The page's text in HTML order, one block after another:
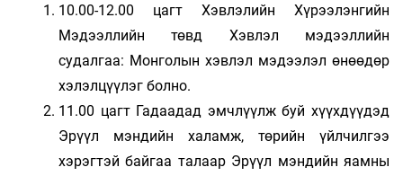
10.00-12.00 цагт Хэвлэлийн Хүрээлэнгийн
Мэдээллийн төвд Хэвлэл мэдээллийн
судалгаа: Монголын хэвлэл мэдээлэл өнөөдөр
хэлэлцүүлэг болно.
11.00 цагт Гадаадад эмчлүүлж буй хүүхдүүдэд
Эрүүл мэндийн халамж, төрийн үйлчилгээ
хэрэгтэй байгаа талаар Эрүүл мэндийн яамны